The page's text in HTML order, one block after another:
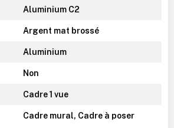
Aluminium C2
Argent mat brossé
Aluminium
Non
Cadre 1 vue
Cadre mural, Cadre à poser